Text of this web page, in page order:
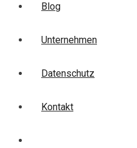
Blog
Unternehmen
Datenschutz
Kontakt